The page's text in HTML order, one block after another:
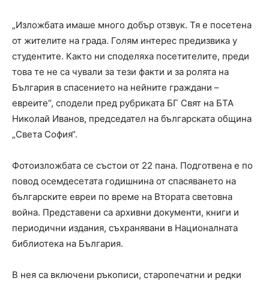
„Изложбата имаше много добър отзвук. Тя е посетена
от жителите на града. Голям интерес предизвика у
студентите. Както ни споделяха посетителите, преди
това те не са чували за тези факти и за ролята на
България в спасението на нейните граждани –
евреите“, сподели пред рубриката БГ Свят на БТА
Николай Иванов, председател на българската община
„Света София“.
Фотоизложбата се състои от 22 пана. Подготвена е по
повод осемдесетата годишнина от спасяването на
българските евреи по време на Втората световна
война. Представени са архивни документи, книги и
периодични издания, съхранявани в Националната
библиотека на България.
В нея са включени ръкописи, старопечатни и редки